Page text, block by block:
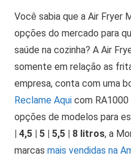
Você sabia que a Air Fryer
opções do mercado para
saúde na cozinha? A Air
somente em relação as
empresa, conta com uma
Reclame Aqui com RA1000
opções de modelos para
| 4,5 | 5 | 5,5 | 8 litros, a
marcas mais vendidas na